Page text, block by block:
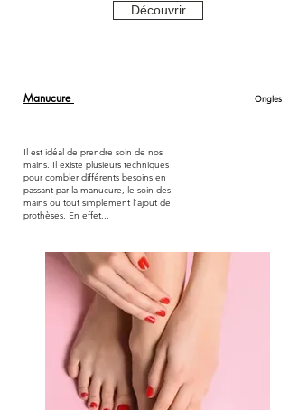
Découvrir
Manucure Ongles
Il est idéal de prendre soin de nos
mains. Il existe plusieurs techniques
pour combler différents besoins en
passant par la manucure, le soin des
mains ou tout simplement l’ajout de
prothèses. En effet...